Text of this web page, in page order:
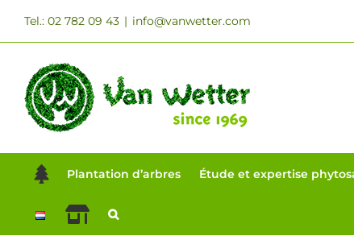
Tel.: 02 782 09 43 | info@vanwetter.com
Plantation d’arbres Étude et expertise